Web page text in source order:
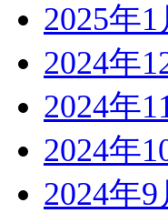
2025年1
2024年
2024年
2024年
2024年9